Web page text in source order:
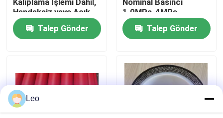
Bize ulaşın
Teklif isteği
Takviyeli Termoplastik Borular
Kalıplama İşlemi Dahil,
Hendeksiz veya Açık
Hendek Montajlı
Termoplastik
Kompozit Boru
Talep Gönder
Nominal Basıncı
1.0MPa-4MPa
Hendeksiz Veya Açık
Hendek Montaj
Projeleri İçin İdeal
Talep Gönder
Leo